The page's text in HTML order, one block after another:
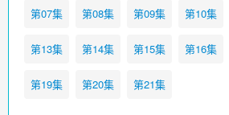
第07集 第08集 第09集 第10集
第13集 第14集 第15集 第16集
第19集 第20集 第21集